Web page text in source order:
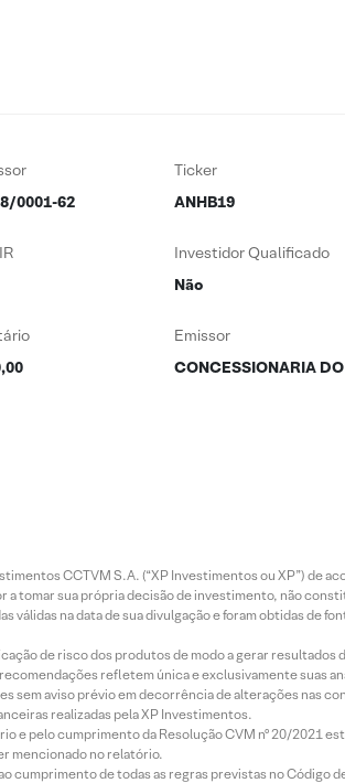
0001-62
Ticker
ANHB19
Investidor Qualificado
Não
Emissor
CONCESSIONARIA
CCTVM S.A. (“XP Investimentos ou XP”) de
tomar sua própria decisão de investimento, não
na data de sua divulgação e foram obtidas de
de risco dos produtos de modo a gerar resultados
refletem única e exclusivamente suas
sem aviso prévio em decorrência de alterações nas
realizadas pela XP Investimentos.
e pelo cumprimento da Resolução CVM nº 20/2021
mencionado no relatório.
cumprimento de todas as regras previstas no Código